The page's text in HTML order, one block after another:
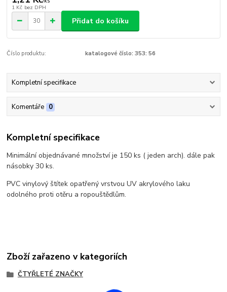
1 Kč bez DPH
Přidat do košíku
Číslo produktu: katalogové číslo: 353: 56
Kompletní specifikace
Komentáře 0
Kompletní specifikace
Minimální objednávané množství je 150 ks ( jeden arch). dále pak
násobky 30 ks.
PVC vinylový štítek opatřený vrstvou UV akrylového laku
odolného proti otěru a ropouštědlům.
Zboží zařazeno v kategoriích
ČTYŘLETÉ ZNAČKY